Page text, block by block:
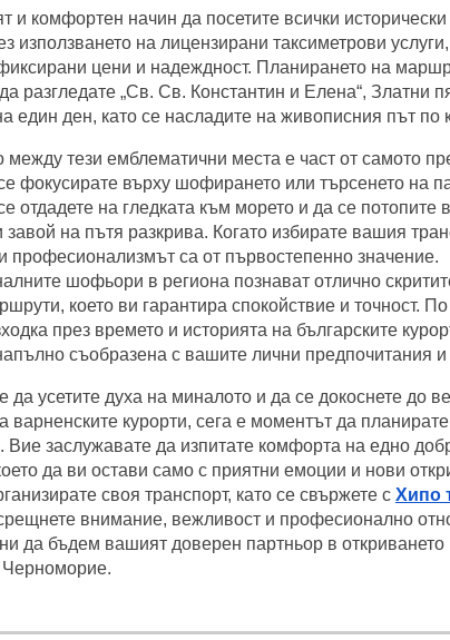
и комфортен начин да посетите всички исторически
използването на лицензирани таксиметрови
цени и надеждност. Планирането на
разгледате „Св. Св. Константин и Елена“, Златни
един ден, като се насладите на живописния път по
между тези емблематични места е част от самото
фокусирате върху шофирането или търсенето на
отдадете на гледката към морето и да се потопите
завой на пътя разкрива. Когато избирате вашия
професионализмът са от първостепенно значение.
шофьори в региона познават отлично
което ви гарантира спокойствие и точност.
през времето и историята на българските
съобразена с вашите лични предпочитания и
да усетите духа на миналото и да се докоснете до
варненските курорти, сега е моментът да
Вие заслужавате да изпитате комфорта на едно
да ви остави само с приятни емоции и нови
своя транспорт, като се свържете с Хипо
внимание, вежливост и професионално
да бъдем вашият доверен партньор в откриването